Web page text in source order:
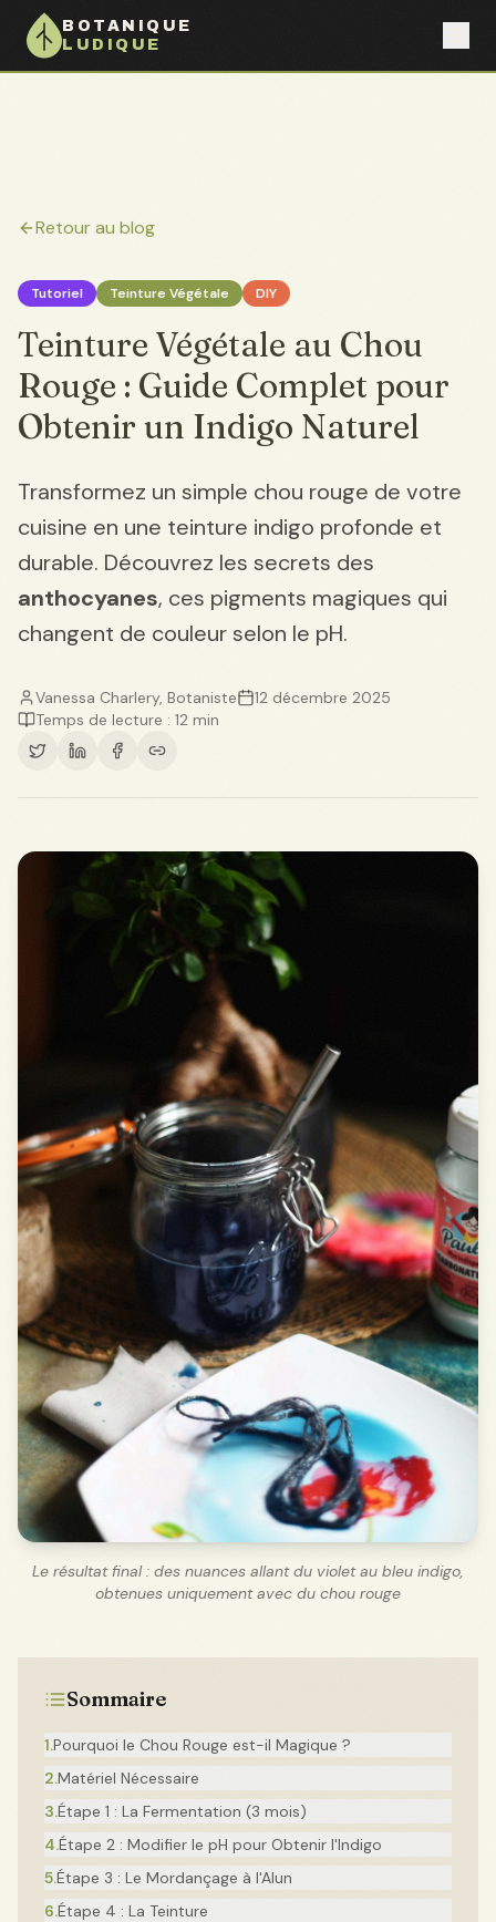
BOTANIQUE
LUDIQUE
Retour au blog
Tutoriel Teinture Végétale DIY
Teinture Végétale au Chou
Rouge : Guide Complet pour
Obtenir un Indigo Naturel
Transformez un simple chou rouge de votre
cuisine en une teinture indigo profonde et
durable. Découvrez les secrets des
anthocyanes, ces pigments magiques qui
changent de couleur selon le pH.
Vanessa Charlery, Botaniste
12 décembre 2025
Temps de lecture : 12 min
Le résultat final : des nuances allant du violet au bleu indigo,
obtenues uniquement avec du chou rouge
Sommaire
1.Pourquoi le Chou Rouge est-il Magique ?
2.Matériel Nécessaire
3.Étape 1 : La Fermentation (3 mois)
4.Étape 2 : Modifier le pH pour Obtenir l'Indigo
5.Étape 3 : Le Mordançage à l'Alun
6.Étape 4 : La Teinture